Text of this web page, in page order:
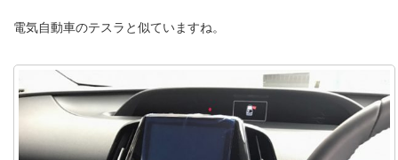
電気自動車のテスラと似ていますね。